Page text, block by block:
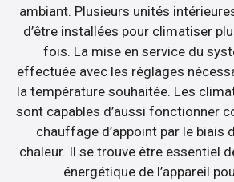
ambiant. Plusieurs unités
d’être installées pour climatiser
fois. La mise en service du
effectuée avec les réglages
la température souhaitée. Les
sont capables d’aussi fonctionner
chauffage d’appoint par le biais
chaleur. Il se trouve être essentiel
énergétique de l’appareil